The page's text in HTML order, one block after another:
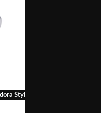
Styl